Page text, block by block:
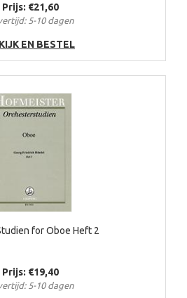
Prijs: €21,60
5-10 dagen
EN BESTEL
for Oboe Heft 2
Prijs: €19,40
5-10 dagen